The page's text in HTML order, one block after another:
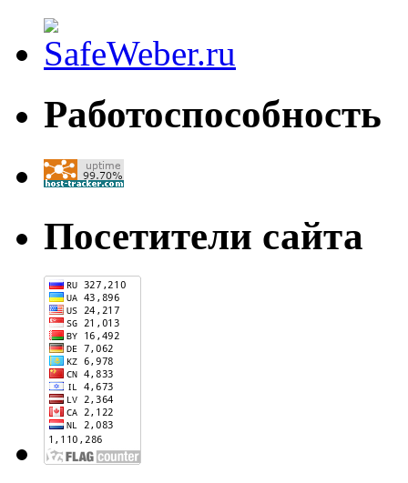
Работоспособность
Посетители сайта